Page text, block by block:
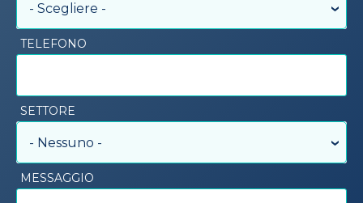
- Scegliere -
TELEFONO
SETTORE
- Nessuno -
MESSAGGIO